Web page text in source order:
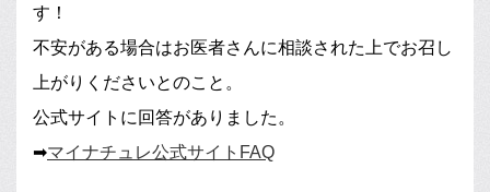
す！
不安がある場合はお医者さんに相談された上でお召し
上がりくださいとのこと。
公式サイトに回答がありました。
➡マイナチュレ公式サイトFAQ